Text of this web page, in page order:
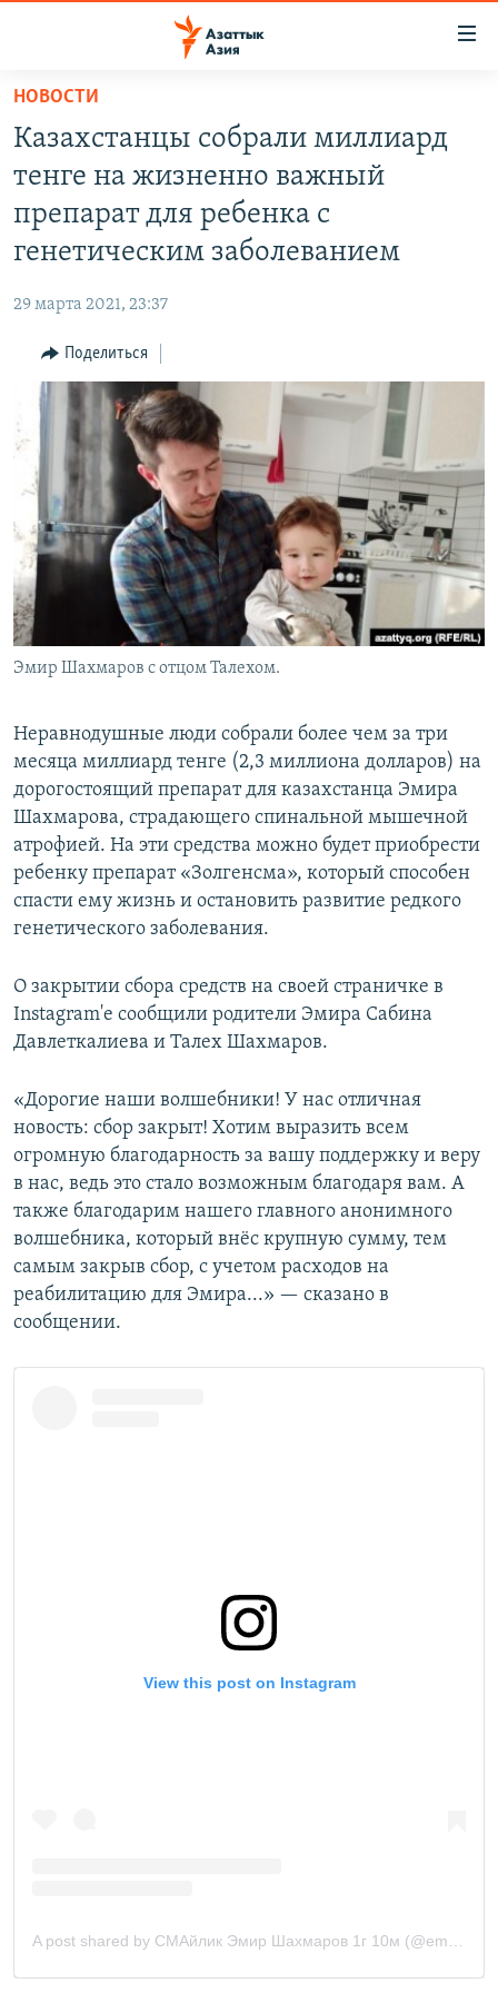
Вернуться
основному
содержанию
главной
Вернутся
поиску
КЫРГЫЗЧА
ЎЗБЕКЧА
ТОҶИКӢ
TÜRKMENÇE
ПОДПИШИТЕСЬ НА НАС В СОЦСЕТЯХ
Все сайты РСЕ/РС
НОВОСТИ
Казахстанцы собрали миллиард
тенге на жизненно важный
препарат для ребенка с
генетическим заболеванием
29 марта 2021, 23:37
Поделиться
Эмир Шахмаров с отцом Талехом.
Неравнодушные люди собрали более чем за три
месяца миллиард тенге (2,3 миллиона долларов) на
дорогостоящий препарат для казахстанца Эмира
Шахмарова, страдающего спинальной мышечной
атрофией. На эти средства можно будет приобрести
ребенку препарат «Золгенсма», который способен
спасти ему жизнь и остановить развитие редкого
генетического заболевания.
О закрытии сбора средств на своей страничке в
Instagram'е сообщили родители Эмира Сабина
Давлеткалиева и Талех Шахмаров.
«Дорогие наши волшебники! У нас отличная
новость: сбор закрыт! Хотим выразить всем
огромную благодарность за вашу поддержку и веру
в нас, ведь это стало возможным благодаря вам. А
также благодарим нашего главного анонимного
волшебника, который внёс крупную сумму, тем
самым закрыв сбор, с учетом расходов на
реабилитацию для Эмира...» — сказано в
сообщении.